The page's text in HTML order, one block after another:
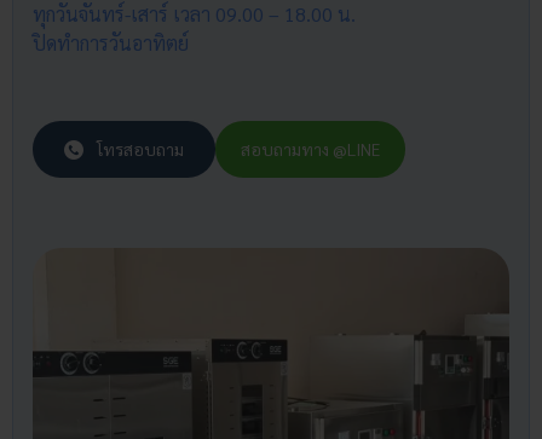
ทุกวันจันทร์-เสาร์ เวลา 09.00 – 18.00 น.
ปิดทำการวันอาทิตย์
โทรสอบถาม สอบถามทาง @LINE